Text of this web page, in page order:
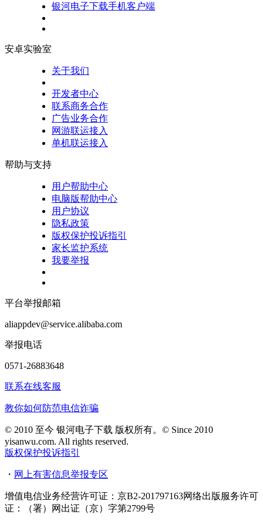
银河电子下载手机客户端
安卓实验室
关于我们
开发者中心
联系商务合作
广告业务合作
网游联运接入
单机联运接入
帮助与支持
用户帮助中心
电脑版帮助中心
用户协议
隐私政策
版权保护投诉指引
家长监护系统
我要举报
平台举报邮箱
aliappdev@service.alibaba.com
举报电话
0571-26883648
联系在线客服
教你如何防范电信诈骗
© 2010 至今 银河电子下载 版权所有。© Since 2010
yisanwu.com. All rights reserved.
版权保护投诉指引
・ 网上有害信息举报专区
增值电信业务经营许可证：京B2-201797163网络出版服务许可
证：（署）网出证（京）字第2799号